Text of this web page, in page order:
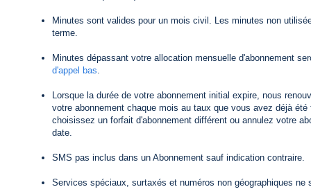
Minutes sont valides pour un mois civil. Les minutes non
terme.
Minutes dépassant votre allocation mensuelle d'abonnement
d'appel bas.
Lorsque la durée de votre abonnement initial expire, nous
votre abonnement chaque mois au taux que vous avez déjà
choisissez un forfait d'abonnement différent ou annulez votre
date.
SMS pas inclus dans un Abonnement sauf indication contraire.
Services spéciaux, surtaxés et numéros non géographiques ne